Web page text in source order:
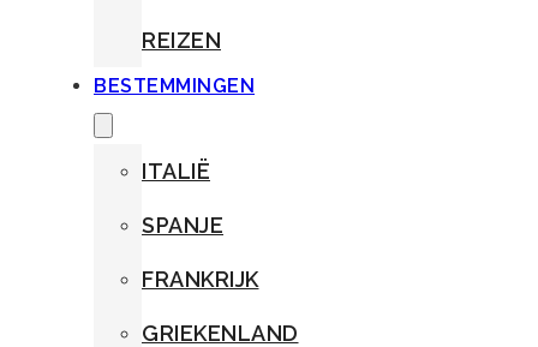
REIZEN
BESTEMMINGEN
ITALIË
SPANJE
FRANKRIJK
GRIEKENLAND